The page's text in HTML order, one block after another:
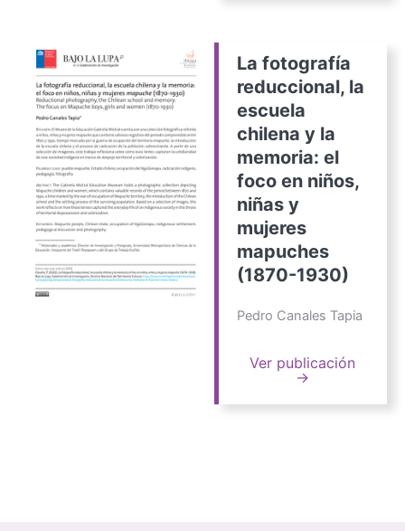
La fotografía
reduccional, la
escuela
chilena y la
memoria: el
foco en niños,
niñas y
mujeres
mapuches
(1870-1930)
Pedro Canales Tapia
Ver publicación
→